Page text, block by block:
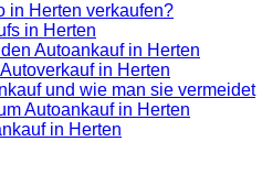
in Herten verkaufen?
in Herten
Autoankauf in Herten
in Herten
und wie man sie vermeidet
Autoankauf in Herten
in Herten